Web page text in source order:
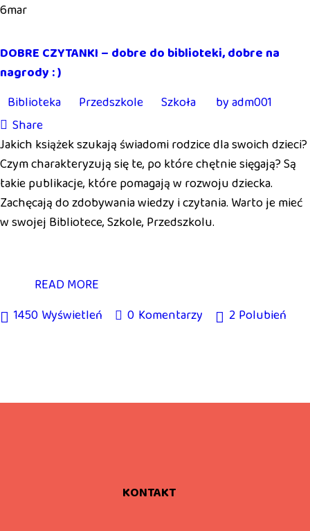
6mar
DOBRE CZYTANKI – dobre do biblioteki, dobre na
nagrody : )
Biblioteka
Przedszkole Szkoła byadm001
Share
Jakich książek szukają świadomi rodzice dla swoich dzieci?
Czym charakteryzują się te, po które chętnie sięgają? Są
takie publikacje, które pomagają w rozwoju dziecka.
Zachęcają do zdobywania wiedzy i czytania. Warto je mieć
w swojej Bibliotece, Szkole, Przedszkolu.
READ MORE
1450 Wyświetleń 0 Komentarzy 2 Polubień
KONTAKT